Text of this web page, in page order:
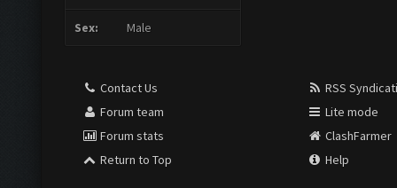
Sex: Male
Contact Us
Forum team
Forum stats
Return to Top
RSS
Lite mode
ClashFarmer
Help